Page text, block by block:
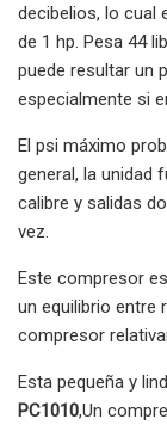
decibelios, lo cual
de 1 hp. Pesa 44
puede resultar un
especialmente si
El psi máximo
general, la unidad
calibre y salidas
vez.
Este compresor
un equilibrio entre
compresor
Esta pequeña y
PC1010,Un